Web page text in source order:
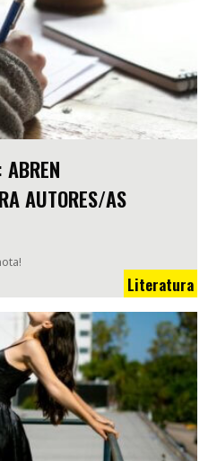
ABREN
AUTORES/AS
Literatura